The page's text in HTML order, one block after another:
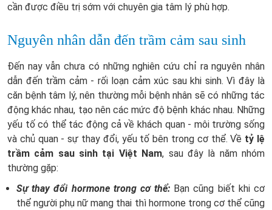
cần được điều trị sớm với chuyên gia tâm lý phù hợp.
Nguyên nhân dẫn đến trầm cảm sau sinh
Đến nay vẫn chưa có những nghiên cứu chỉ ra nguyên nhân
dẫn đến trầm cảm - rối loạn cảm xúc sau khi sinh. Vì đây là
căn bệnh tâm lý, nên thường mỗi bệnh nhân sẽ có những tác
động khác nhau, tạo nên các mức độ bệnh khác nhau. Những
yếu tố có thể tác động cả về khách quan - môi trường sống
và chủ quan - sự thay đổi, yếu tố bên trong cơ thể. Về tỷ lệ
trầm cảm sau sinh tại Việt Nam, sau đây là năm nhóm
thường gặp:
Sự thay đổi hormone trong cơ thể: Bạn cũng biết khi cơ
thể người phụ nữ mang thai thì hormone trong cơ thể cũng